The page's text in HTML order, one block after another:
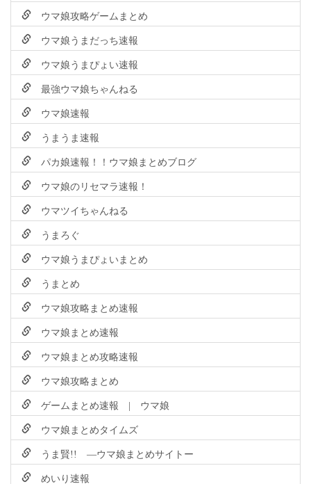
ウマ娘攻略ゲームまとめ
ウマ娘うまだっち速報
ウマ娘うまぴょい速報
最強ウマ娘ちゃんねる
ウマ娘速報
うまうま速報
パカ娘速報！！ウマ娘まとめブログ
ウマ娘のリセマラ速報！
ウマツイちゃんねる
うまろぐ
ウマ娘うまぴょいまとめ
うまとめ
ウマ娘攻略まとめ速報
ウマ娘まとめ速報
ウマ娘まとめ攻略速報
ウマ娘攻略まとめ
ゲームまとめ速報 | ウマ娘
ウマ娘まとめタイムズ
うま賢!! ―ウマ娘まとめサイトー
めいり速報